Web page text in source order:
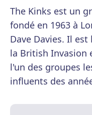
The Kinks est un
fondé en 1963 à
Dave Davies. Il
la British Invasion
l'un des groupes
influents des